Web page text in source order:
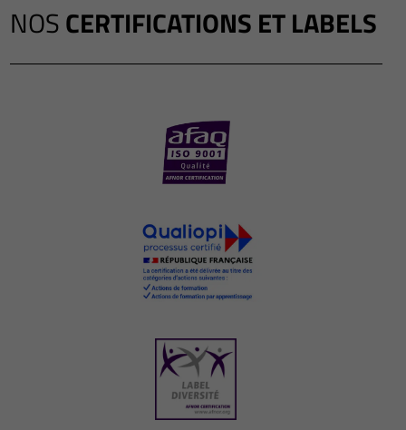
NOSCERTIFICATIONS ET LABELS